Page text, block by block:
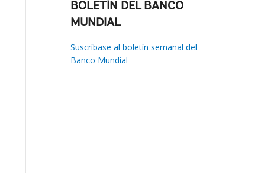
BOLETÍN DEL BANCO
MUNDIAL
Suscríbase al boletín semanal del
Banco Mundial